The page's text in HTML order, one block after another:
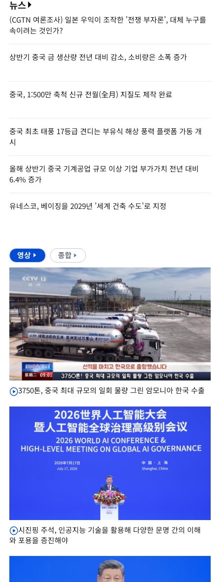
뉴스
(CGTN 여론조사) 일본 우익이 조작한 '전쟁 부자론', 대체 누구를
속이려는 것인가?
상반기 중국 금 생산량 전년 대비 감소, 소비량은 소폭 증가
중국, 1:500만 축척 신규 전월(全月) 지질도 제작 완료
중국 최초 태풍 17등급 견디는 부유식 해상 풍력 플랫폼 가동 개
시
올해 상반기 중국 기계공업 규모 이상 기업 부가가치 전년 대비
6.4% 증가
유네스코, 베이징을 2029년 '세계 건축 수도'로 지정
영상 종합
3750톤, 중국 최대 규모의 일회 물량 그린 암모니아 한국 수출
시진핑 주석, 인공지능 기술을 활용해 다양한 문명 간의 이해
와 포용을 증진해야